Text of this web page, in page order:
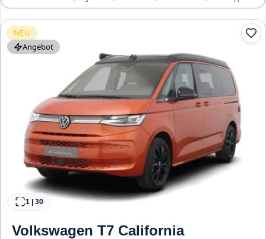
Automatik, Bluetooth, Freisprecheinrichtung, Verkehrszeichen-Erkennung, ESP, ABS,
NEU
Angebot
1 30
Volkswagen T7 California